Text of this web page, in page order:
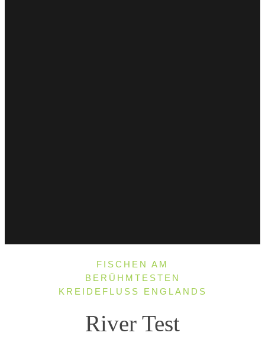
FISCHEN AM
BERÜHMTESTEN
KREIDEFLUSS ENGLANDS
River Test